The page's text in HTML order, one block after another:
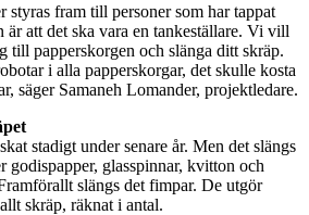
styras fram till personer som har tappat
är att det ska vara en tankeställare. Vi vill
till papperskorgen och slänga ditt skräp.
i alla papperskorgar, det skulle kosta
säger Samaneh Lomander, projektledare.
stadigt under senare år. Men det slängs
godispapper, glasspinnar, kvitton och
slängs det fimpar. De utgör
skräp, räknat i antal.